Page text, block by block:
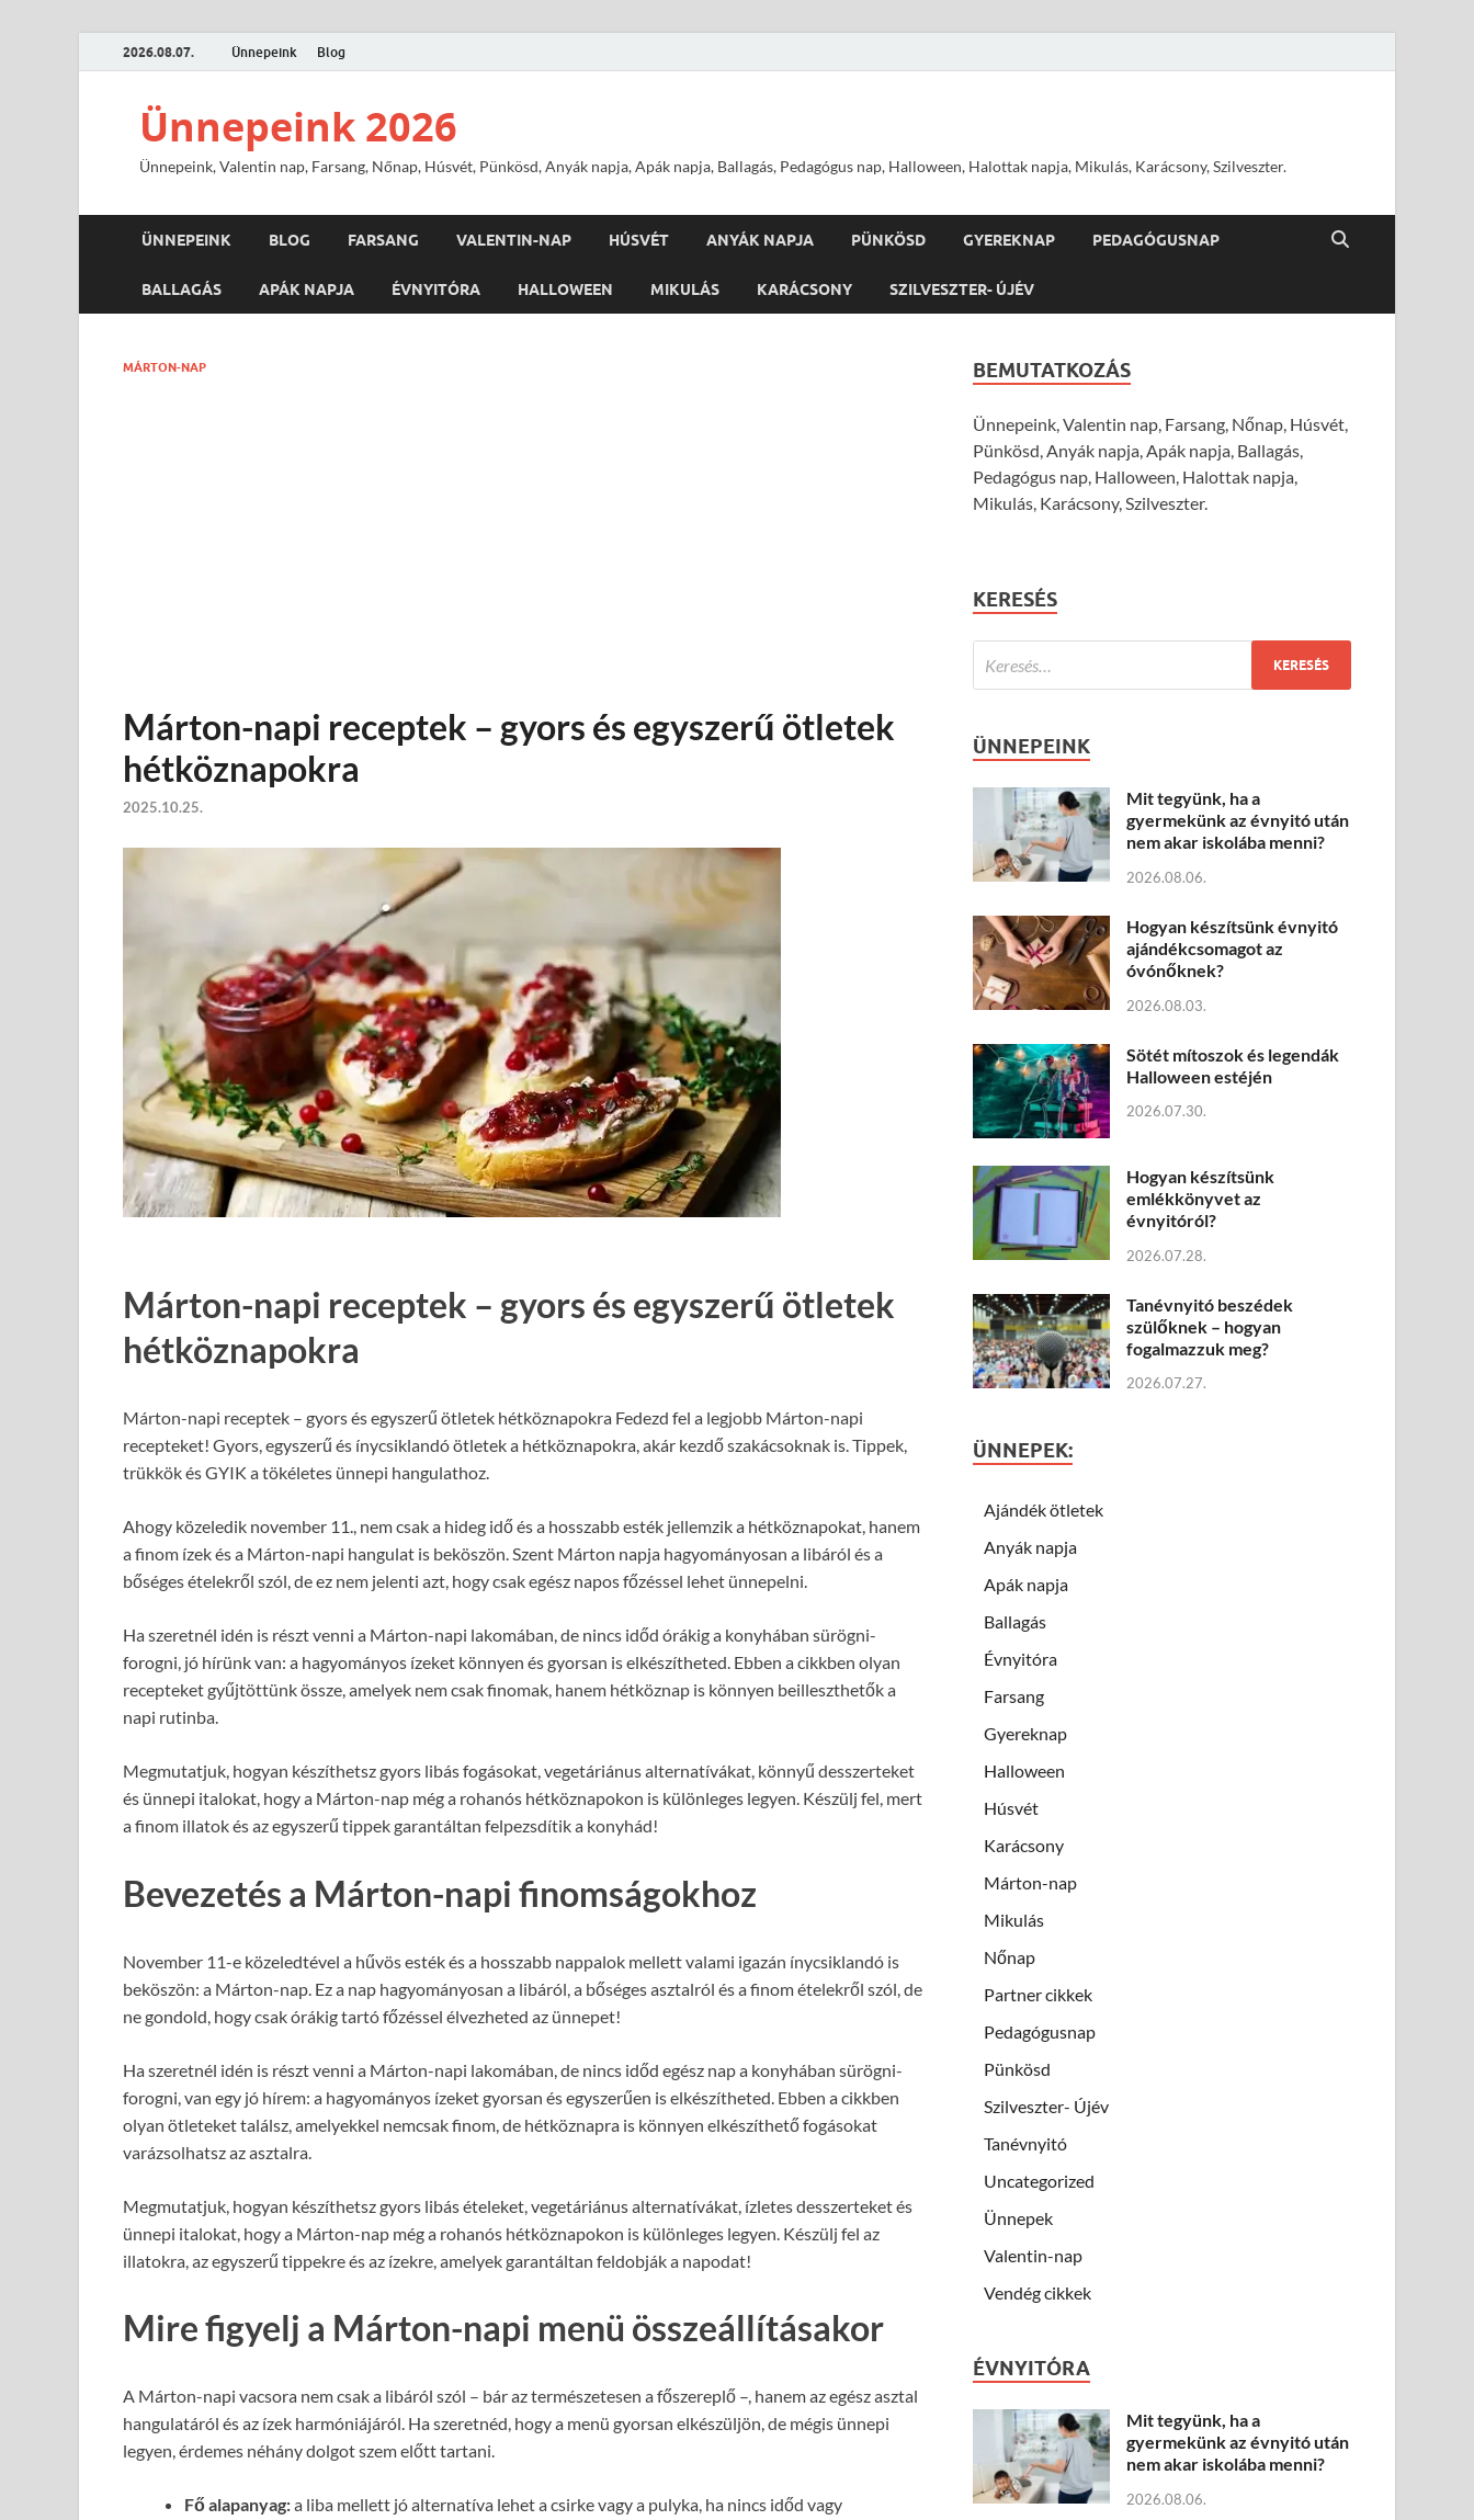
2026.08.07. Ünnepeink Blog
Ünnepeink 2026
Ünnepeink, Valentin nap, Farsang, Nőnap, Húsvét, Pünkösd, Anyák napja, Apák napja, Ballagás, Pedagógus nap, Halloween, Halottak napja, Mikulás, Karácsony, Szilveszter.
ÜNNEPEINK BLOG FARSANG VALENTIN-NAP HÚSVÉT ANYÁK NAPJA PÜNKÖSD GYEREKNAP PEDAGÓGUSNAP
BALLAGÁS APÁK NAPJA ÉVNYITÓRA HALLOWEEN MIKULÁS KARÁCSONY SZILVESZTER- ÚJÉV
MÁRTON-NAP
Márton-napi receptek – gyors és egyszerű ötletek
hétköznapokra
2025.10.25.
Márton-napi receptek – gyors és egyszerű ötletek
hétköznapokra
Márton-napi receptek – gyors és egyszerű ötletek hétköznapokra Fedezd fel a legjobb Márton-napi
recepteket! Gyors, egyszerű és ínycsiklandó ötletek a hétköznapokra, akár kezdő szakácsoknak is. Tippek,
trükkök és GYIK a tökéletes ünnepi hangulathoz.
Ahogy közeledik november 11., nem csak a hideg idő és a hosszabb esték jellemzik a hétköznapokat, hanem
a finom ízek és a Márton-napi hangulat is beköszön. Szent Márton napja hagyományosan a libáról és a
bőséges ételekről szól, de ez nem jelenti azt, hogy csak egész napos főzéssel lehet ünnepelni.
Ha szeretnél idén is részt venni a Márton-napi lakomában, de nincs időd órákig a konyhában sürögni-
forogni, jó hírünk van: a hagyományos ízeket könnyen és gyorsan is elkészítheted. Ebben a cikkben olyan
recepteket gyűjtöttünk össze, amelyek nem csak finomak, hanem hétköznap is könnyen beilleszthetők a
napi rutinba.
Megmutatjuk, hogyan készíthetsz gyors libás fogásokat, vegetáriánus alternatívákat, könnyű desszerteket
és ünnepi italokat, hogy a Márton-nap még a rohanós hétköznapokon is különleges legyen. Készülj fel, mert
a finom illatok és az egyszerű tippek garantáltan felpezsdítik a konyhád!
Bevezetés a Márton-napi finomságokhoz
November 11-e közeledtével a hűvös esték és a hosszabb nappalok mellett valami igazán ínycsiklandó is
beköszön: a Márton-nap. Ez a nap hagyományosan a libáról, a bőséges asztalról és a finom ételekről szól, de
ne gondold, hogy csak órákig tartó főzéssel élvezheted az ünnepet!
Ha szeretnél idén is részt venni a Márton-napi lakomában, de nincs időd egész nap a konyhában sürögni-
forogni, van egy jó hírem: a hagyományos ízeket gyorsan és egyszerűen is elkészítheted. Ebben a cikkben
olyan ötleteket találsz, amelyekkel nemcsak finom, de hétköznapra is könnyen elkészíthető fogásokat
varázsolhatsz az asztalra.
Megmutatjuk, hogyan készíthetsz gyors libás ételeket, vegetáriánus alternatívákat, ízletes desszerteket és
ünnepi italokat, hogy a Márton-nap még a rohanós hétköznapokon is különleges legyen. Készülj fel az
illatokra, az egyszerű tippekre és az ízekre, amelyek garantáltan feldobják a napodat!
Mire figyelj a Márton-napi menü összeállításakor
A Márton-napi vacsora nem csak a libáról szól – bár az természetesen a főszereplő –, hanem az egész asztal
hangulatáról és az ízek harmóniájáról. Ha szeretnéd, hogy a menü gyorsan elkészüljön, de mégis ünnepi
legyen, érdemes néhány dolgot szem előtt tartani.
Fő alapanyag:a liba mellett jó alternatíva lehet a csirke vagy a pulyka, ha nincs időd vagy
BEMUTATKOZÁS
Ünnepeink, Valentin nap, Farsang, Nőnap, Húsvét,
Pünkösd, Anyák napja, Apák napja, Ballagás,
Pedagógus nap, Halloween, Halottak napja,
Mikulás, Karácsony, Szilveszter.
KERESÉS
ÜNNEPEINK
Mit tegyünk, ha a
gyermekünk az évnyitó után
nem akar iskolába menni?
2026.08.06.
Hogyan készítsünk évnyitó
ajándékcsomagot az
óvónőknek?
2026.08.03.
Sötét mítoszok és legendák
Halloween estéjén
2026.07.30.
Hogyan készítsünk
emlékkönyvet az
évnyitóról?
2026.07.28.
Tanévnyitó beszédek
szülőknek – hogyan
fogalmazzuk meg?
2026.07.27.
ÜNNEPEK:
Ajándék ötletek
Anyák napja
Apák napja
Ballagás
Évnyitóra
Farsang
Gyereknap
Halloween
Húsvét
Karácsony
Márton-nap
Mikulás
Nőnap
Partner cikkek
Pedagógusnap
Pünkösd
Szilveszter- Újév
Tanévnyitó
Uncategorized
Ünnepek
Valentin-nap
Vendég cikkek
ÉVNYITÓRA
Mit tegyünk, ha a
gyermekünk az évnyitó után
nem akar iskolába menni?
2026.08.06.